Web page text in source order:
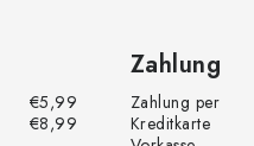
€5,99
€8,99
Zahlung
Zahlung per
Kreditkarte